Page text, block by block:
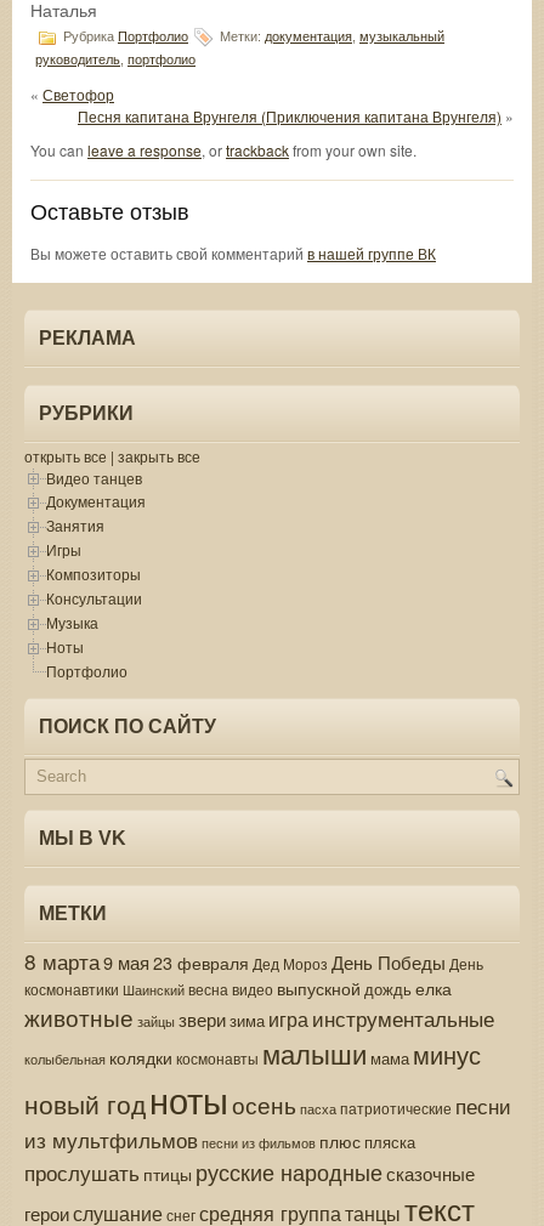
Наталья
Рубрика Портфолио Метки: документация музыкальный
руководитель портфолио
« Светофор
Песня капитана Врунгеля (Приключения капитана Врунгеля) »
You can leave a response, ortrackbackfrom your own site.
Оставьте отзыв
Вы можете оставить свой комментарий в нашей группе ВК
РЕКЛАМА
РУБРИКИ
открыть все | закрыть все
Видео танцев
Документация
Занятия
Игры
Композиторы
Консультации
Музыка
Ноты
Портфолио
ПОИСК ПО САЙТУ
МЫ В VK
МЕТКИ
8 марта9 мая 23 февраля Дед Мороз День Победы День
космонавтики Шаинскийвесна видео выпускной дождь елка
животные зайцы зверизима играинструментальные
колыбельная колядки космонавты малыши мама минус
новый годнотыосень пасха патриотические песни
из мультфильмов песни из фильмов плюс пляска
прослушать птицы русские народныесказочные
героислушаниеснегсредняя группатанцытекст